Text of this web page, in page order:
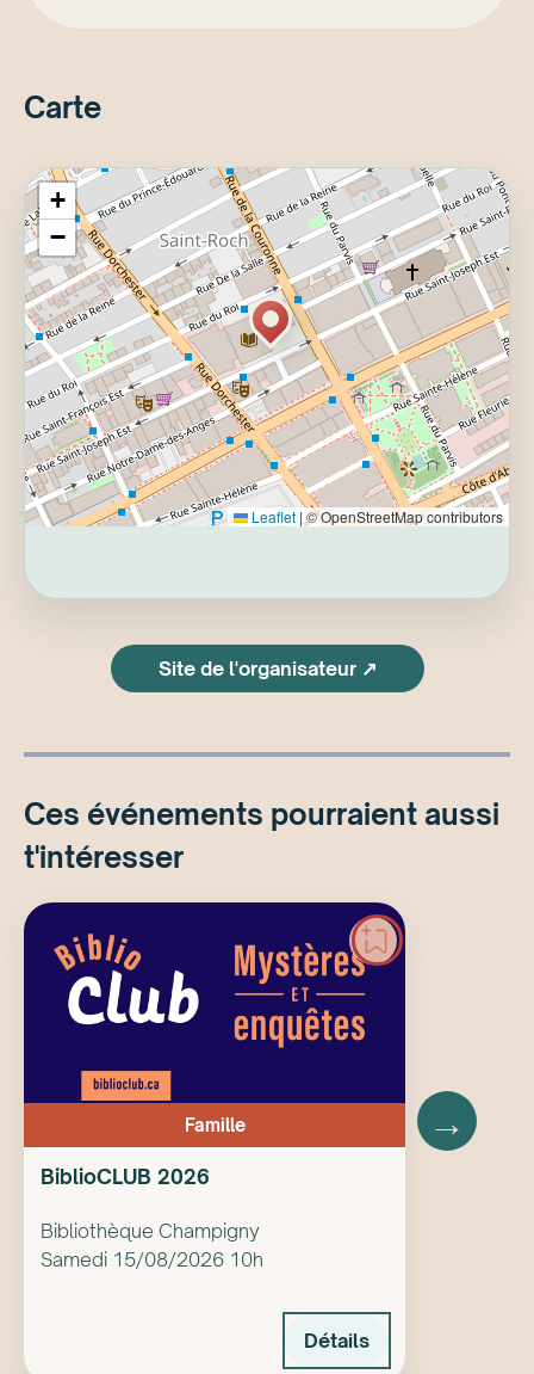
Carte
+
−
Leaflet | © OpenStreetMap contributors
Site de l'organisateur ↗
Ces événements pourraient aussi
t'intéresser
Famille
BiblioCLUB 2026
Bibliothèque Champigny
Samedi 15/08/2026 10h
Détails
→